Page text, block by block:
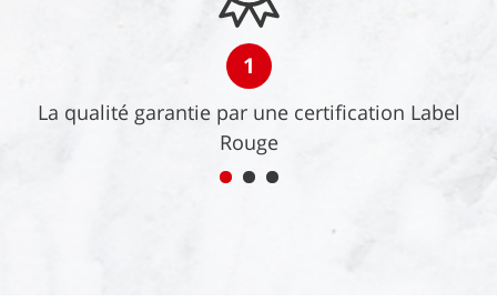
1
La qualité garantie par une certification Label
Rouge